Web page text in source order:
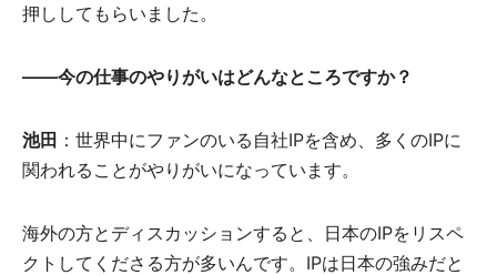
押ししてもらいました。
――今の仕事のやりがいはどんなところですか？
池田 ：世界中にファンのいる自社IPを含め、多くのIPに
関われることがやりがいになっています。
海外の方とディスカッションすると、日本のIPをリスペ
クトしてくださる方が多いんです。IPは日本の強みだと